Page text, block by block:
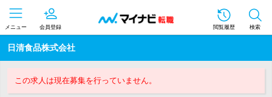
メニュー 会員登録 閲覧履歴 検索
日清食品株式会社
この求人は現在募集を行っていません。